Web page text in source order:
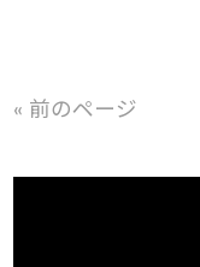
« 前のページ